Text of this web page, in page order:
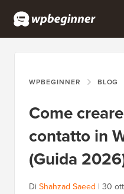
WPBEGINNER BLOG
Come
contatto in
(Guida
DiShahzad Saeed | 30